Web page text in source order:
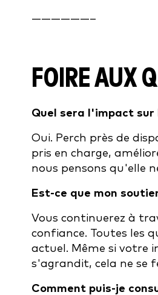
——————–
FOIRE AUX
Quel sera l'impact
Oui. Perch près de
pris en charge,
nous pensons qu'elle
Est-ce que mon
Vous continuerez à
confiance. Toutes les
actuel. Même si votre
s'agrandit, cela ne se
Comment puis-je